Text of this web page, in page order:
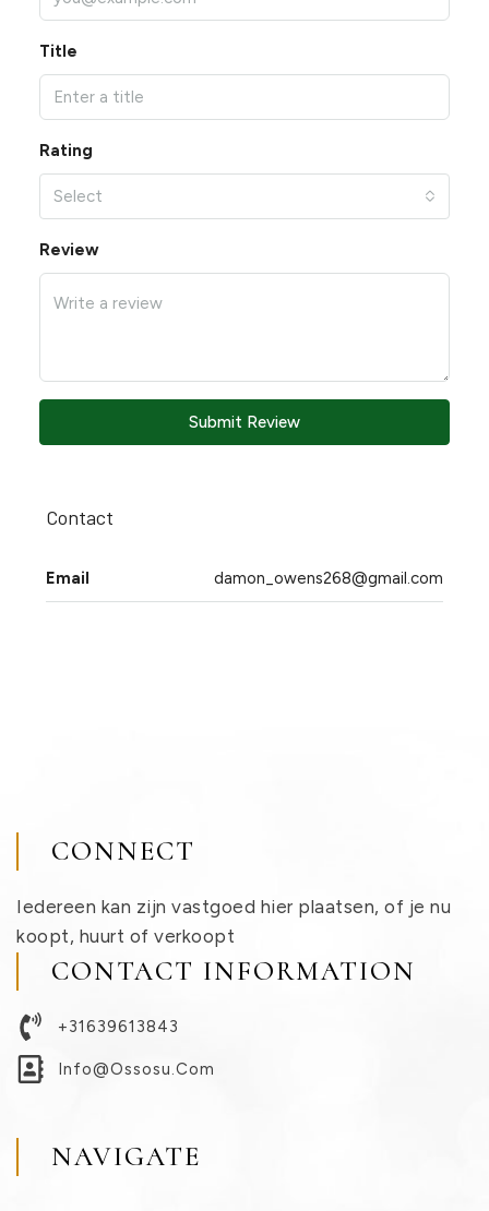
Title
Rating
Select
Review
Submit Review
Contact
Email damon_owens268@gmail.com
CONNECT
Iedereen kan zijn vastgoed hier plaatsen, of je nu
koopt, huurt of verkoopt
CONTACT INFORMATION
+31639613843
Info@ossosu.com
NAVIGATE